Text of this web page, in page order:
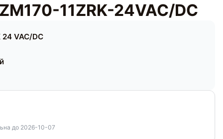
11ZRK-24VAC/DC
24 VAC/DC
до 2026-10-07